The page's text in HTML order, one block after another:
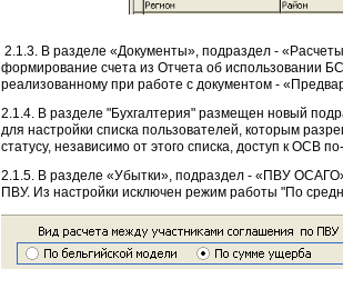
2.1.3. В разделе «Документы», подраздел -
формирование счета из Отчета об использовании
реализованному при работе с документом -
2.1.4. В разделе "Бухгалтерия" размещен новый
для настройки списка пользователей, которым
статусу, независимо от этого списка, доступ к ОСВ
2.1.5. В разделе «Убытки», подраздел - «ПВУ
ПВУ. Из настройки исключен режим работы "По